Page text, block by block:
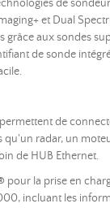
de
et Dual
grâce aux sondes
de sonde
permettent de
qu'un radar, un
de HUB Ethernet.
pour la prise en
incluant les